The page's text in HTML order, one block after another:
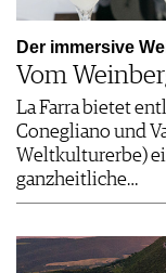
Der immersive
Vom
La Farra bietet
Conegliano und
Weltkulturerbe)
ganzheitliche…